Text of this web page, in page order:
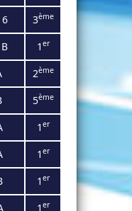
3ème
1 er
2ème
5ème
1 er
1 er
1 er
1 er